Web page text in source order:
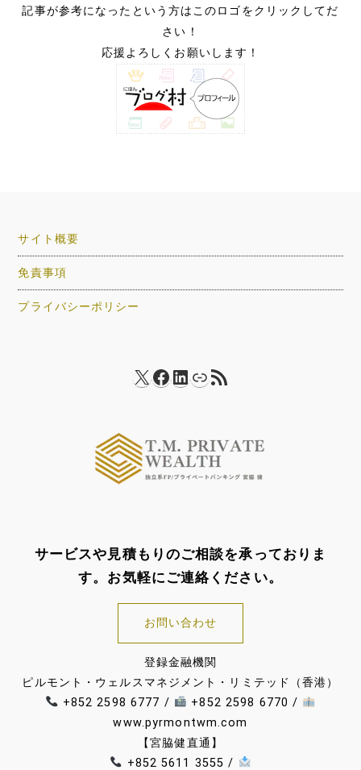
記事が参考になったという方はこのロゴをクリックしてだ
さい！
応援よろしくお願いします！
サイト概要
免責事項
プライバシーポリシー
X Facebook
LinkedIn
リンクRSS フィード
サービスや見積もりのご相談を承っておりま
す。お気軽にご連絡ください。
お問い合わせ
登録金融機関
ピルモント・ウェルスマネジメント・リミテッド（香港）
+852 2598 6777 /
+852 2598 6770 /
www.pyrmontwm.com
【宮脇健直通】
+852 5611 3555 /